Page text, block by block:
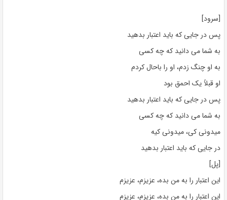
[سرود]
پس در جایی که باید اعتبار بدهید
به شما می دانید که چه کسی
به او چنگ زدم، او را باحال کردم
او قبلاً یک احمق بود
پس در جایی که باید اعتبار بدهید
به شما می دانید که چه کسی
میدونی کی، میدونی کیه
در جایی که باید اعتبار بدهید
[پل]
این اعتبار را به من بده، عزیزم، عزیزم
این اعتبار را به من بده، عزیزم، عزیزم